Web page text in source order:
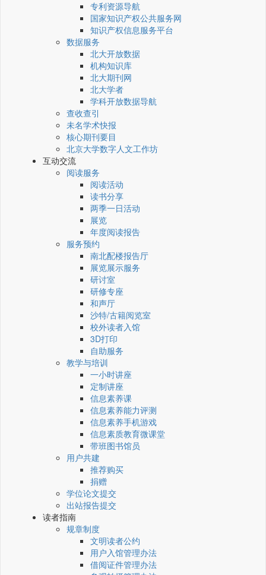
专利资源导航
国家知识产权公共服务网
知识产权信息服务平台
数据服务
北大开放数据
机构知识库
北大期刊网
北大学者
学科开放数据导航
查收查引
未名学术快报
核心期刊要目
北京大学数字人文工作坊
互动交流
阅读服务
阅读活动
读书分享
两季一日活动
展览
年度阅读报告
服务预约
南北配楼报告厅
展览展示服务
研讨室
研修专座
和声厅
沙特/古籍阅览室
校外读者入馆
3D打印
自助服务
教学与培训
一小时讲座
定制讲座
信息素养课
信息素养能力评测
信息素养手机游戏
信息素质教育微课堂
带班图书馆员
用户共建
推荐购买
捐赠
学位论文提交
出站报告提交
读者指南
规章制度
文明读者公约
用户入馆管理办法
借阅证件管理办法